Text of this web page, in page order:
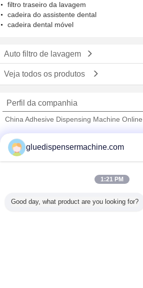
filtro traseiro da lavagem
cadeira do assistente dental
cadeira dental móvel
Auto filtro de lavagem
Veja todos os produtos
Perfil da companhia
China Adhesive Dispensing Machine
Trust Seal
Verified Suplier
Todos os Produtos
gluedispensermachine.com
1:21 PM
Good day, what product are you looking for?